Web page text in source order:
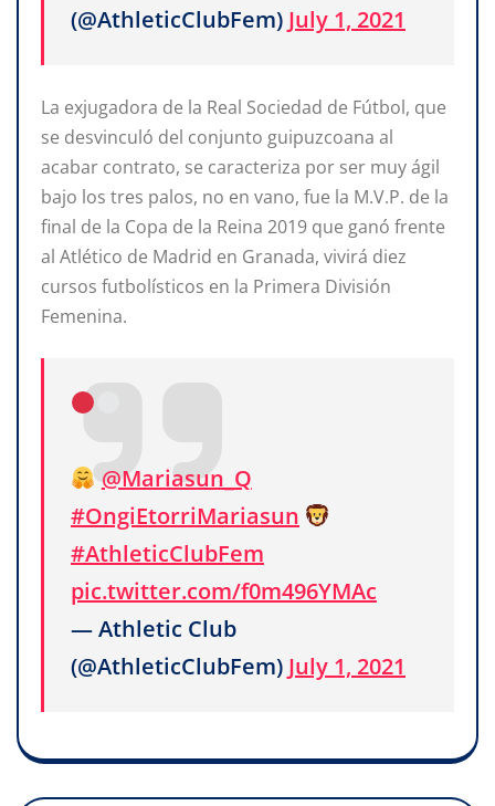
(@AthleticClubFem) July 1, 2021
La exjugadora de la Real Sociedad de Fútbol, que
se desvinculó del conjunto guipuzcoana al
acabar contrato, se caracteriza por ser muy ágil
bajo los tres palos, no en vano, fue la M.V.P. de la
final de la Copa de la Reina 2019 que ganó frente
al Atlético de Madrid en Granada, vivirá diez
cursos futbolísticos en la Primera División
Femenina.
@Mariasun_Q
#OngiEtorriMariasun
#AthleticClubFem
pic.twitter.com/f0m496YMAc
— Athletic Club
(@AthleticClubFem) July 1, 2021